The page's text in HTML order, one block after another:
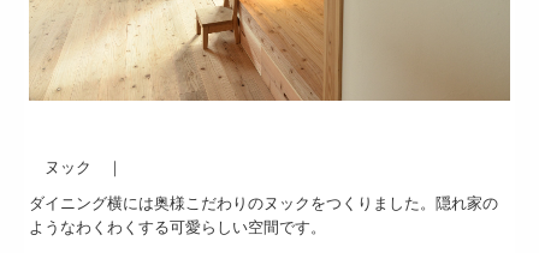
ヌック ｜
ダイニング横には奥様こだわりのヌックをつくりました。隠れ家の
ようなわくわくする可愛らしい空間です。